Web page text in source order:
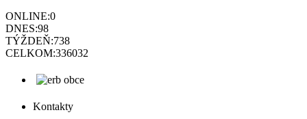
ONLINE:0
DNES:98
TÝŽDEŇ:738
CELKOM:336032
Kontakty